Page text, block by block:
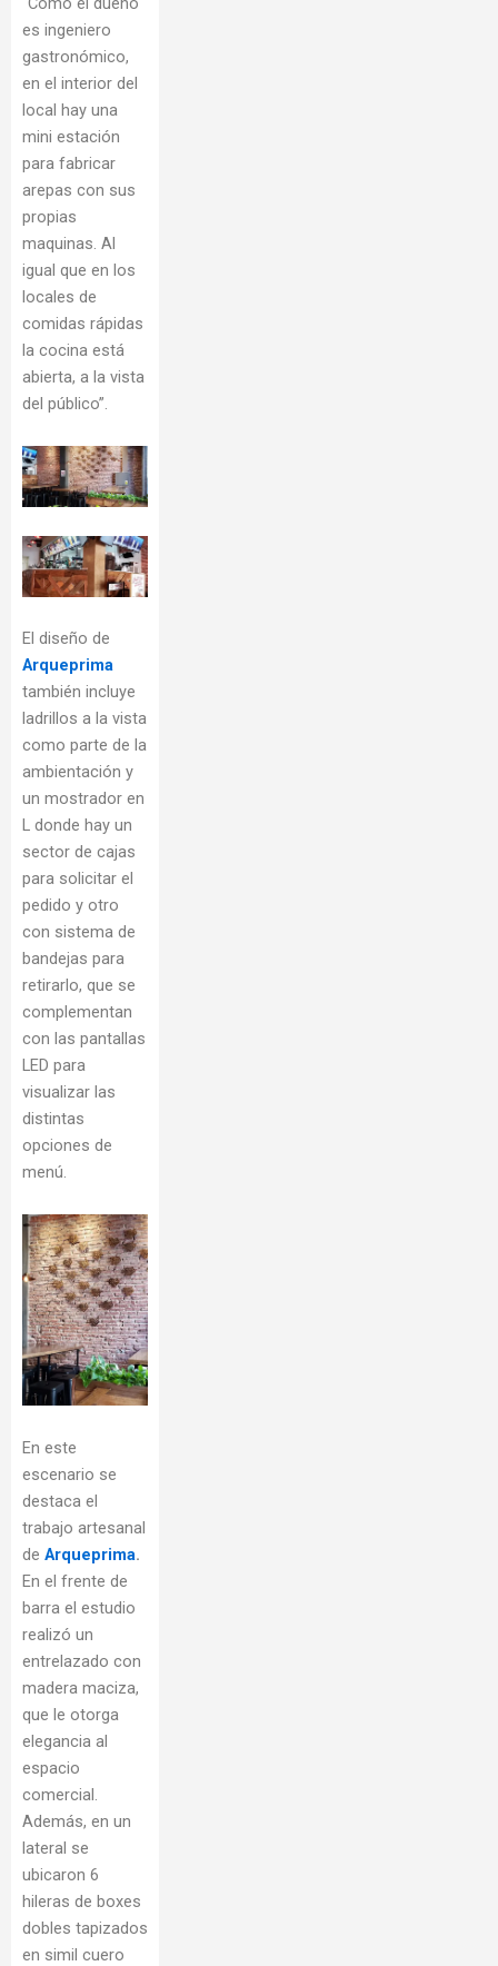
es ingeniero
gastronómico,
en el interior del
local hay una
mini estación
para fabricar
arepas con sus
propias
maquinas. Al
igual que en los
locales de
comidas rápidas
la cocina está
abierta, a la vista
del público”.
El diseño de
Arqueprima
también incluye
ladrillos a la vista
como parte de la
ambientación y
un mostrador en
L donde hay un
sector de cajas
para solicitar el
pedido y otro
con sistema de
bandejas para
retirarlo, que se
complementan
con las pantallas
LED para
visualizar las
distintas
opciones de
menú.
En este
escenario se
destaca el
trabajo artesanal
de Arqueprima.
En el frente de
barra el estudio
realizó un
entrelazado con
madera maciza,
que le otorga
elegancia al
espacio
comercial.
Además, en un
lateral se
ubicaron 6
hileras de boxes
dobles tapizados
en simil cuero